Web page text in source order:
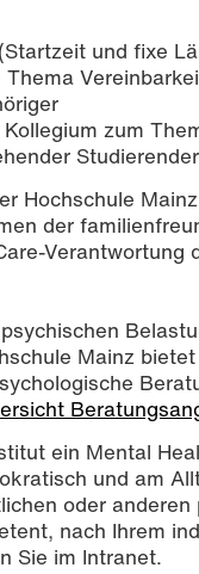
und fixe
zum
Studierender
Hochschule
der
Verantwortung
Mainz
ein Mental
und am
oder anderen
nach Ihrem
Sie im Intranet.